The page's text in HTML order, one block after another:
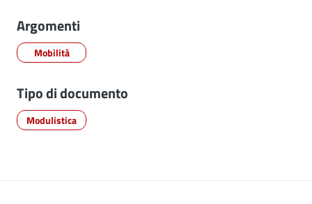
Argomenti
Mobilità
Tipo di documento
Modulistica